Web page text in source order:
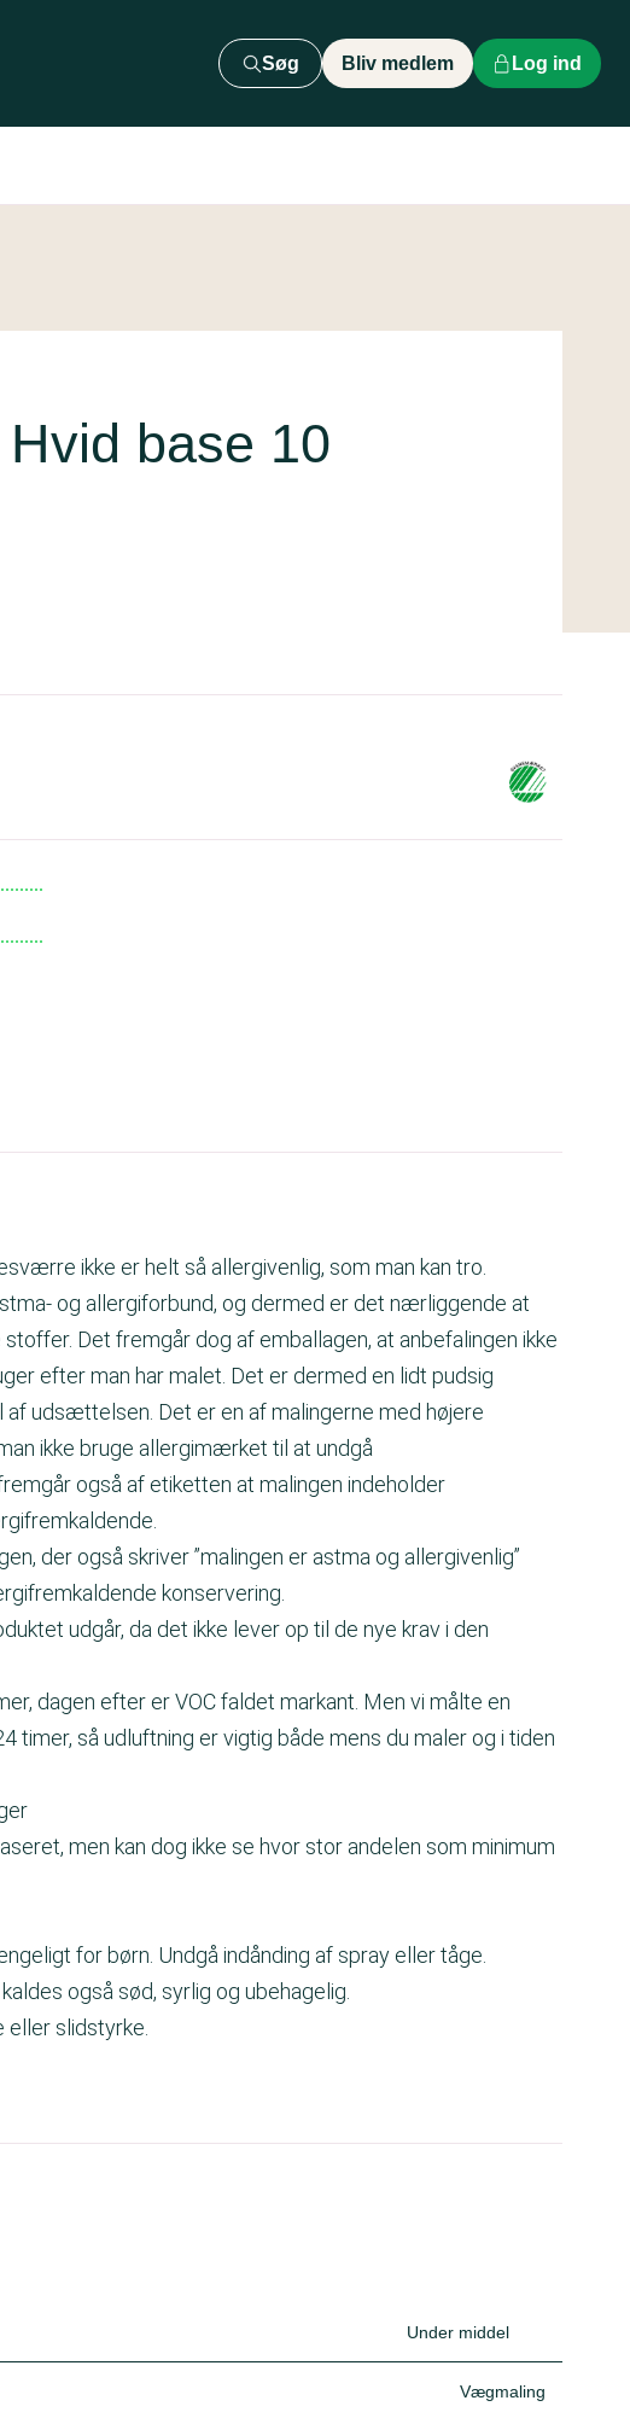
Søg Bliv medlem Log ind
base 10
ikke er helt så allergivenlig, som man kan tro.
og allergiforbund, og dermed er det nærliggende at
Det fremgår dog af emballagen, at anbefalingen ikke
efter man har malet. Det er dermed en lidt pudsig
udsættelsen. Det er en af malingerne med højere
ikke bruge allergimærket til at undgå
også af etiketten at malingen indeholder
der også skriver ”malingen er astma og allergivenlig”
konservering.
udgår, da det ikke lever op til de nye krav i den
dagen efter er VOC faldet markant. Men vi målte en
timer, så udluftning er vigtig både mens du maler og i tiden
men kan dog ikke se hvor stor andelen som minimum
for børn. Undgå indånding af spray eller tåge.
også sød, syrlig og ubehagelig.
slidstyrke.
Under middel
Vægmaling